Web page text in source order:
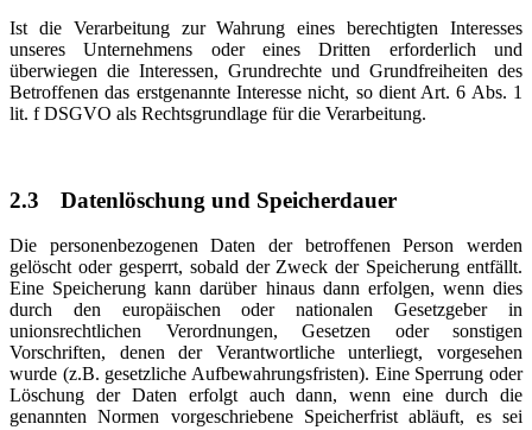
Ist die Verarbeitung zur Wahrung eines berechtigten Interesses
unseres Unternehmens oder eines Dritten erforderlich und
überwiegen die Interessen, Grundrechte und Grundfreiheiten des
Betroffenen das erstgenannte Interesse nicht, so dient Art. 6 Abs. 1
lit. f DSGVO als Rechtsgrundlage für die Verarbeitung.
2.3 Datenlöschung und Speicherdauer
Die personenbezogenen Daten der betroffenen Person werden
gelöscht oder gesperrt, sobald der Zweck der Speicherung entfällt.
Eine Speicherung kann darüber hinaus dann erfolgen, wenn dies
durch den europäischen oder nationalen Gesetzgeber in
unionsrechtlichen Verordnungen, Gesetzen oder sonstigen
Vorschriften, denen der Verantwortliche unterliegt, vorgesehen
wurde (z.B. gesetzliche Aufbewahrungsfristen). Eine Sperrung oder
Löschung der Daten erfolgt auch dann, wenn eine durch die
genannten Normen vorgeschriebene Speicherfrist abläuft, es sei